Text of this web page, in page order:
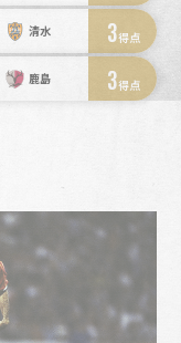
清水 3得点
鹿島 3得点